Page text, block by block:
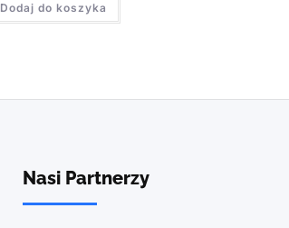
Dodaj do koszyka
Nasi Partnerzy